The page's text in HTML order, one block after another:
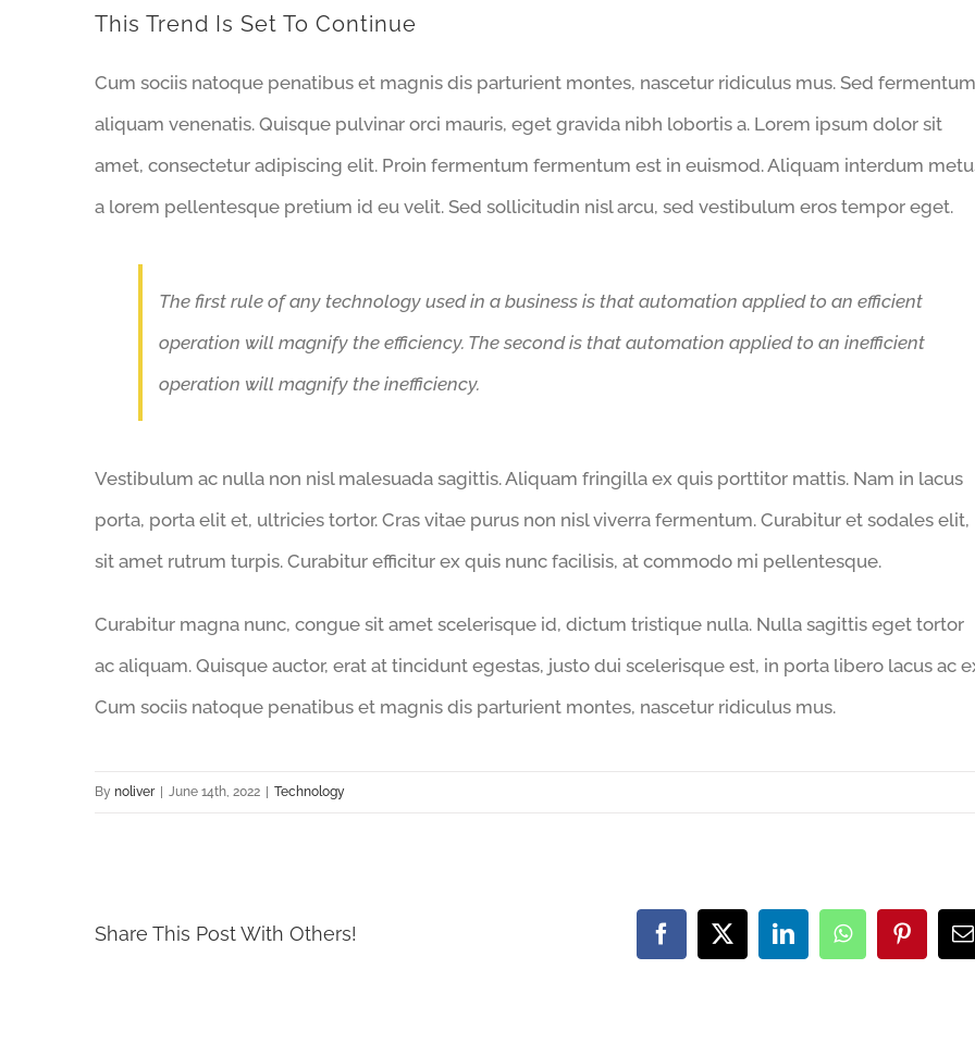
This Trend Is Set To Continue
Cum sociis natoque penatibus et magnis dis parturient montes, nascetur ridiculus mus. Sed fermentum
aliquam venenatis. Quisque pulvinar orci mauris, eget gravida nibh lobortis a. Lorem ipsum dolor sit
amet, consectetur adipiscing elit. Proin fermentum fermentum est in euismod. Aliquam interdum
a lorem pellentesque pretium id eu velit. Sed sollicitudin nisl arcu, sed vestibulum eros tempor eget.
The first rule of any technology used in a business is that automation applied to an efficient
operation will magnify the efficiency. The second is that automation applied to an inefficient
operation will magnify the inefficiency.
Vestibulum ac nulla non nisl malesuada sagittis. Aliquam fringilla ex quis porttitor mattis. Nam in lacus
porta, porta elit et, ultricies tortor. Cras vitae purus non nisl viverra fermentum. Curabitur et sodales elit,
sit amet rutrum turpis. Curabitur efficitur ex quis nunc facilisis, at commodo mi pellentesque.
Curabitur magna nunc, congue sit amet scelerisque id, dictum tristique nulla. Nulla sagittis eget tortor
ac aliquam. Quisque auctor, erat at tincidunt egestas, justo dui scelerisque est, in porta libero lacus ac
Cum sociis natoque penatibus et magnis dis parturient montes, nascetur ridiculus mus.
By noliver June 14th, 2022 Technology
Share This Post With Others! Facebook
X LinkedInWhatsApp